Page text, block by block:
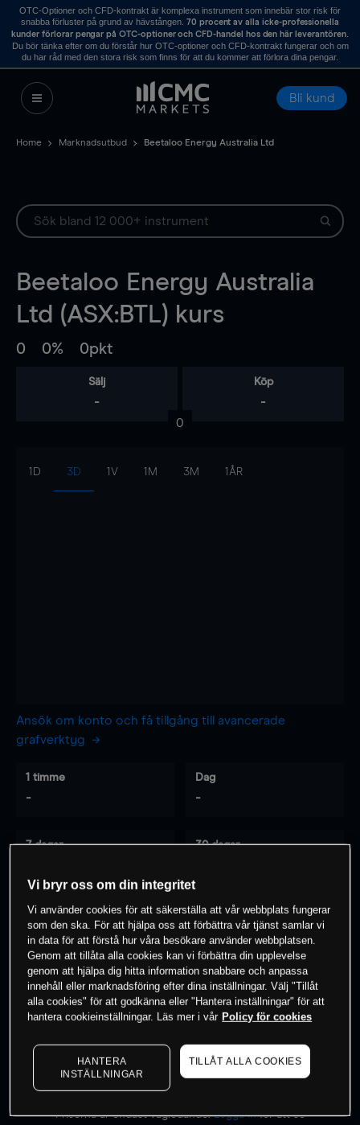
OTC-Optioner och CFD-kontrakt är komplexa instrument som innebär stor risk för
snabba förluster på grund av hävstången. 70 procent av alla icke-professionella
kunder förlorar pengar på OTC-optioner och CFD-handel hos den här leverantören.
Du bör tänka efter om du förstår hur OTC-optioner och CFD-kontrakt fungerar och om
du har råd med den stora risk som finns för att du kommer att förlora dina pengar.
Bli kund
Home Marknadsutbud Beetaloo Energy Australia Ltd
Beetaloo Energy Australia
Ltd (ASX:BTL) kurs
0 0% 0pkt
Sälj
-
Köp
-
0
1D 3D 1V 1M 3M 1ÅR
Ansök om konto och få tillgång till avancerade
grafverktyg
1 timme
-
Dag
-
7 dagar 30 dagar
0% av kunderna har en position i detta
instrument
Börja handla
Priserna är endast vägledande.Logga inför att se
Vi bryr oss om din integritet
Vi använder cookies för att säkerställa att vår webbplats fungerar
som den ska. För att hjälpa oss att förbättra vår tjänst samlar vi
in data för att förstå hur våra besökare använder webbplatsen.
Genom att tillåta alla cookies kan vi förbättra din upplevelse
genom att hjälpa dig hitta information snabbare och anpassa
innehåll eller marknadsföring efter dina inställningar. Välj "Tillåt
alla cookies" för att godkänna eller "Hantera inställningar" för att
hantera cookieinställningar. Läs mer i vår Policy för cookies
HANTERA
INSTÄLLNINGAR
TILLÅT ALLA COOKIES